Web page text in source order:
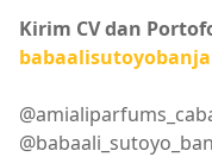
Kirim CV dan